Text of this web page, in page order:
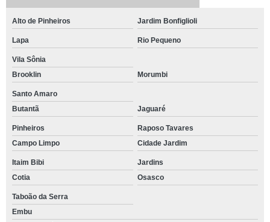
Alto de Pinheiros Jardim Bonfiglioli
Lapa Rio Pequeno
Vila Sônia
Brooklin
Morumbi
Santo Amaro
Butantã
Jaguaré
Pinheiros
Raposo Tavares
Campo Limpo
Cidade Jardim
Itaim Bibi
Jardins
Cotia
Osasco
Taboão da Serra
Embu